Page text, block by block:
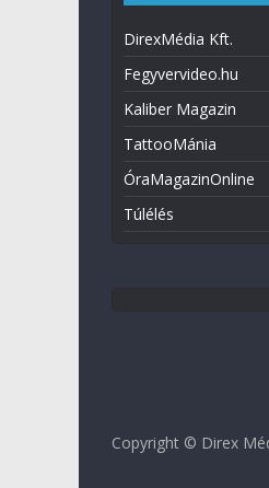
DirexMédia Kft.
Fegyvervideo.hu
Kaliber Magazin
TattooMánia
ÓraMagazinOnline
Túlélés
Copyright © Direx